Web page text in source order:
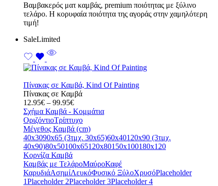
Bαμβακερός ματ καμβάς, premium ποιότητας με ξύλινο
τελάρο. Η κορυφαία ποιότητα της αγοράς στην χαμηλότερη
τιμή!
SaleLimited
Πίνακας σε Καμβά, Kind Of Painting
Πίνακας σε Καμβά
12.95€ – 99.95€Price
range:
12.95€
through
99.95€
Σχήμα Καμβά - Κομμάτια
ΟριζόντιοΤρίπτυχο
Μέγεθος Καμβά (cm)
40x3090x65 (3τμχ. 30x65)60x40120x90 (3τμχ.
40x90)80x50100x65120x80150x100180x120
Κορνίζα Καμβά
Καμβάς με ΤελάροΜαύροΚαφέ
ΚαρυδιάΑσημίΛευκόΦυσικό ΞύλοΧρυσόPlaceholder
1Placeholder 2Placeholder 3Placeholder 4